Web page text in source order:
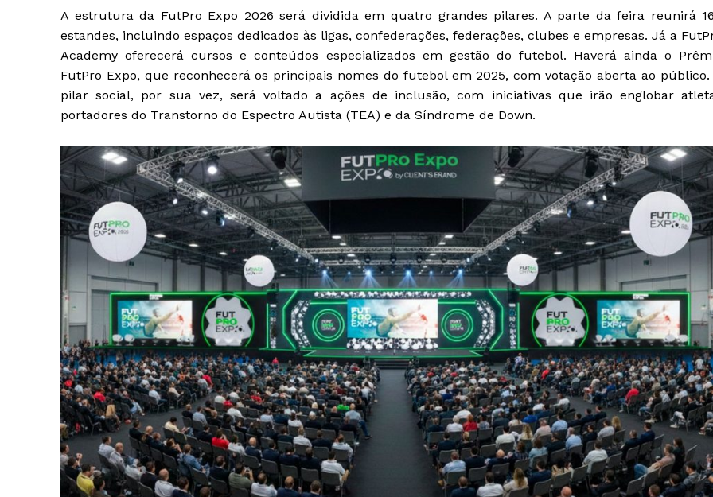
A estrutura da FutPro Expo 2026 será dividida em quatro grandes pilares. A parte da feira reunirá
estandes, incluindo espaços dedicados às ligas, confederações, federações, clubes e empresas. Já a
Academy oferecerá cursos e conteúdos especializados em gestão do futebol. Haverá ainda o
FutPro Expo, que reconhecerá os principais nomes do futebol em 2025, com votação aberta ao público.
pilar social, por sua vez, será voltado a ações de inclusão, com iniciativas que irão englobar
portadores do Transtorno do Espectro Autista (TEA) e da Síndrome de Down.